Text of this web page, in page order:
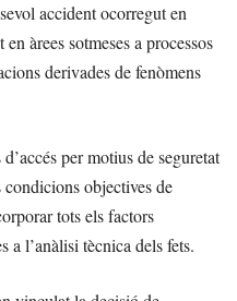
accident ocorregut en
àrees sotmeses a processos
derivades de fenòmens
per motius de seguretat
condicions objectives de
tots els factors
a l’anàlisi tècnica dels fets.